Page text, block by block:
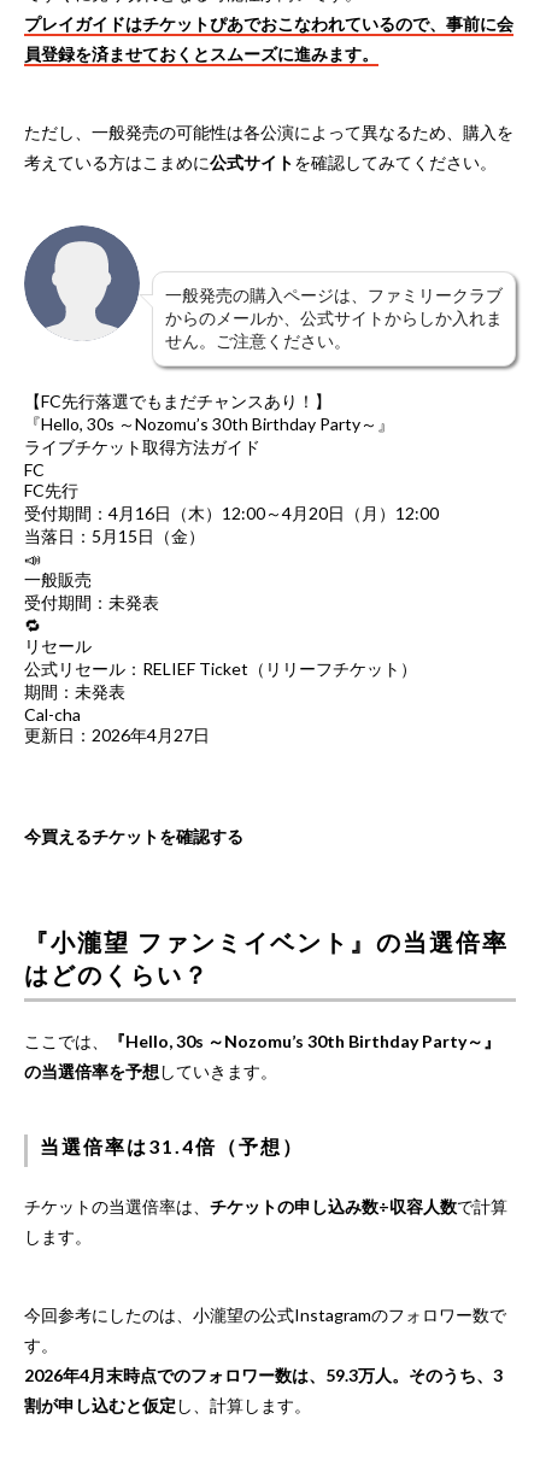
プレイガイドはチケットぴあでおこなわれているので、事前に会
員登録を済ませておくとスムーズに進みます。
ただし、一般発売の可能性は各公演によって異なるため、購入を
考えている方はこまめに公式サイトを確認してみてください。
一般発売の購入ページは、ファミリークラブ
からのメールか、公式サイトからしか入れま
せん。ご注意ください。
【FC先行落選でもまだチャンスあり！】
『Hello, 30s ～Nozomu’s 30th Birthday Party～』
ライブチケット取得方法ガイド
FC
FC先行
受付期間：4月16日（木）12:00～4月20日（月）12:00
当落日：5月15日（金）
📣
一般販売
受付期間：未発表
🔁
リセール
公式リセール：RELIEF Ticket（リリーフチケット）
期間：未発表
Cal-cha
更新日：2026年4月27日
今買えるチケットを確認する
『小瀧望 ファンミイベント』の当選倍率
はどのくらい？
ここでは、
『Hello, 30s ～Nozomu’s 30th Birthday Party～』
の当選倍率を予想 していきます。
当選倍率は31.4倍（予想）
チケットの当選倍率は、 チケットの申し込み数÷収容人数で計算
します。
今回参考にしたのは、小瀧望の公式Instagramのフォロワー数で
す。
2026年4月末時点でのフォロワー数は、59.3万人。そのうち、3
割が申し込むと仮定 し、計算します。